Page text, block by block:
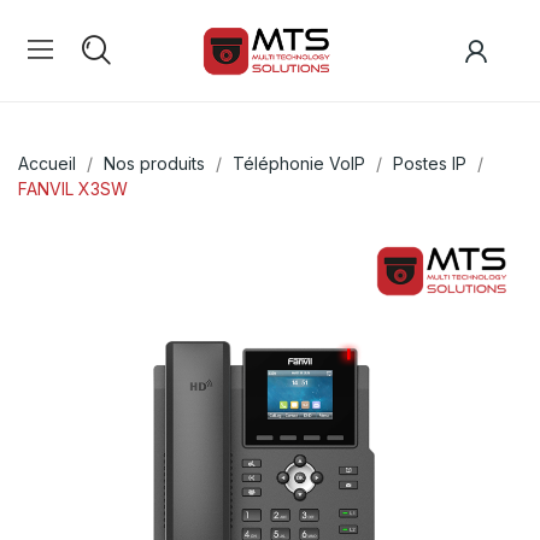
Accueil Nos produits Téléphonie VoIP
Postes IP
FANVIL X3SW